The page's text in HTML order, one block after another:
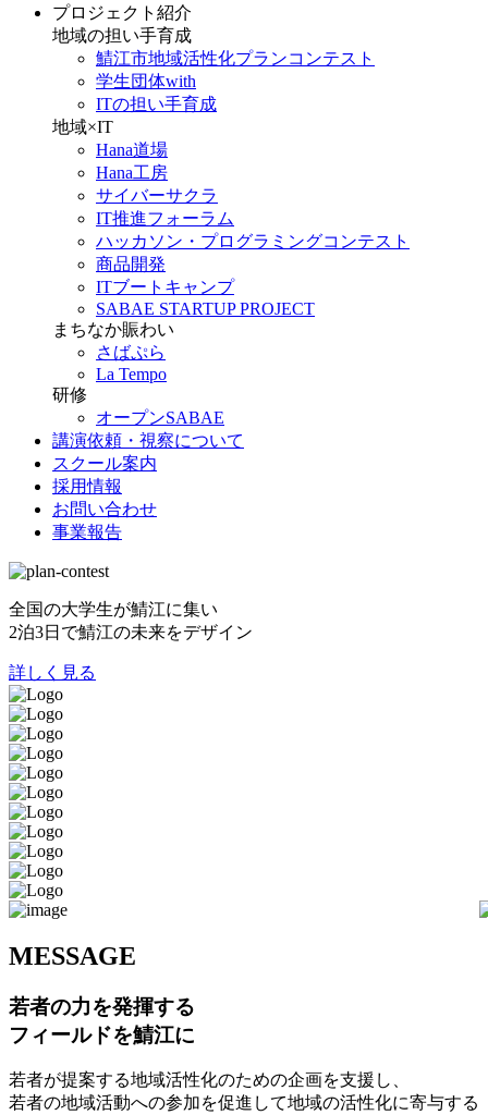
プロジェクト紹介
地域の担い手育成
鯖江市地域活性化プランコンテスト
学生団体with
ITの担い手育成
地域×IT
Hana道場
Hana工房
サイバーサクラ
IT推進フォーラム
ハッカソン・プログラミングコンテスト
商品開発
ITブートキャンプ
SABAE STARTUP PROJECT
まちなか賑わい
さばぷら
La Tempo
研修
オープンSABAE
講演依頼・視察について
スクール案内
採用情報
お問い合わせ
事業報告
全国の大学生が鯖江に集い
2泊3日で鯖江の未来をデザイン
詳しく見る
MESSAGE
若者の力を発揮する
フィールドを鯖江に
若者が提案する地域活性化のための企画を支援し、
若者の地域活動への参加を促進して地域の活性化に寄与する